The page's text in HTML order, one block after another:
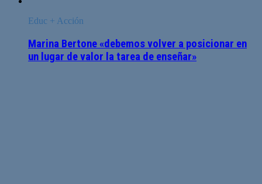
Educ + Acción
Marina Bertone «debemos volver a posicionar en
un lugar de valor la tarea de enseñar»